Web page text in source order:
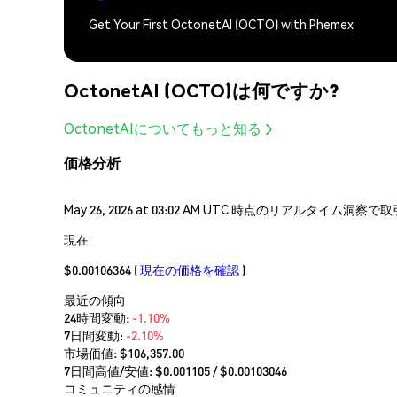
Get Your First OctonetAI (OCTO) with Phemex
OctonetAI (OCTO)は何ですか?
OctonetAIについてもっと知る
価格分析
May 26, 2026 at 03:02 AM UTC 時点のリアルタイム洞察で
現在
$0.00106364 (現在の価格を確認 )
最近の傾向
24時間変動: -1.10%
7日間変動: -2.10%
市場価値:$106,357.00
7日間高値/安値: $0.001105/ $0.00103046
コミュニティの感情